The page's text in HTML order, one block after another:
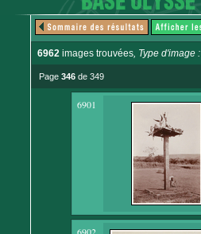
6962 images trouvées, Type d'image :
Page 346 de 349
6901